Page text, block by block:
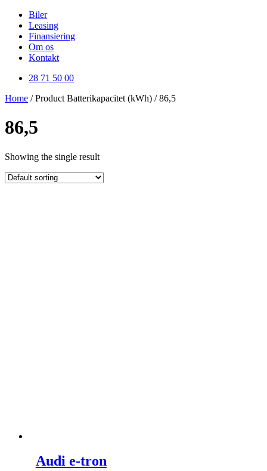
Biler
Leasing
Finansiering
Om os
Kontakt
28 71 50 00
Home / Product Batterikapacitet (kWh) / 86,5
86,5
Showing the single result
Audi e-tron